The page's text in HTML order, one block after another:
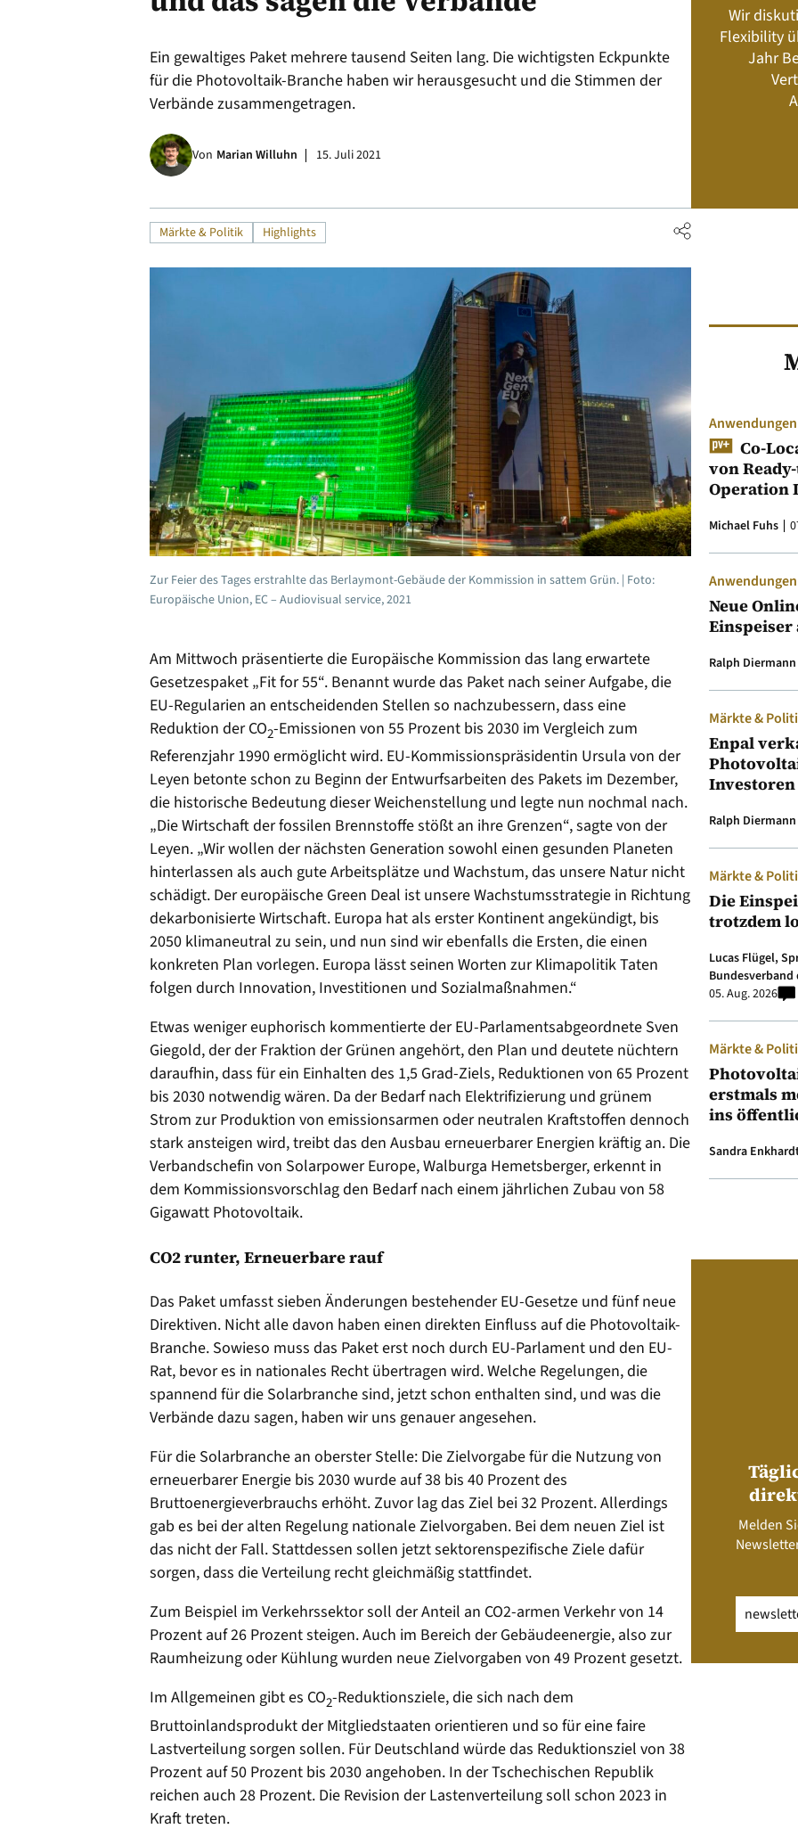
Ein gewaltiges Paket mehrere tausend Seiten lang. Die wichtigsten Eckpunkte
für die Photovoltaik-Branche haben wir herausgesucht und die Stimmen der
Verbände zusammengetragen.
Von Marian Willuhn 15. Juli 2021
Märkte & Politik Highlights
Zur Feier des Tages erstrahlte das Berlaymont-Gebäude der Kommission in sattem Grün. | Foto:
Europäische Union, EC – Audiovisual service, 2021
Am Mittwoch präsentierte die Europäische Kommission das lang erwartete
Gesetzespaket „Fit for 55“. Benannt wurde das Paket nach seiner Aufgabe, die
EU-Regularien an entscheidenden Stellen so nachzubessern, dass eine
Reduktion der CO2-Emissionen von 55 Prozent bis 2030 im Vergleich zum
Referenzjahr 1990 ermöglicht wird. EU-Kommissionspräsidentin Ursula von der
Leyen betonte schon zu Beginn der Entwurfsarbeiten des Pakets im Dezember,
die historische Bedeutung dieser Weichenstellung und legte nun nochmal nach.
„Die Wirtschaft der fossilen Brennstoffe stößt an ihre Grenzen“, sagte von der
Leyen. „Wir wollen der nächsten Generation sowohl einen gesunden Planeten
hinterlassen als auch gute Arbeitsplätze und Wachstum, das unsere Natur nicht
schädigt. Der europäische Green Deal ist unsere Wachstumsstrategie in Richtung
dekarbonisierte Wirtschaft. Europa hat als erster Kontinent angekündigt, bis
2050 klimaneutral zu sein, und nun sind wir ebenfalls die Ersten, die einen
konkreten Plan vorlegen. Europa lässt seinen Worten zur Klimapolitik Taten
folgen durch Innovation, Investitionen und Sozialmaßnahmen.“
Etwas weniger euphorisch kommentierte der EU-Parlamentsabgeordnete Sven
Giegold, der der Fraktion der Grünen angehört, den Plan und deutete nüchtern
daraufhin, dass für ein Einhalten des 1,5 Grad-Ziels, Reduktionen von 65 Prozent
bis 2030 notwendig wären. Da der Bedarf nach Elektrifizierung und grünem
Strom zur Produktion von emissionsarmen oder neutralen Kraftstoffen dennoch
stark ansteigen wird, treibt das den Ausbau erneuerbarer Energien kräftig an. Die
Verbandschefin von Solarpower Europe, Walburga Hemetsberger, erkennt in
dem Kommissionsvorschlag den Bedarf nach einem jährlichen Zubau von 58
Gigawatt Photovoltaik.
CO2 runter, Erneuerbare rauf
Das Paket umfasst sieben Änderungen bestehender EU-Gesetze und fünf neue
Direktiven. Nicht alle davon haben einen direkten Einfluss auf die Photovoltaik-
Branche. Sowieso muss das Paket erst noch durch EU-Parlament und den EU-
Rat, bevor es in nationales Recht übertragen wird. Welche Regelungen, die
spannend für die Solarbranche sind, jetzt schon enthalten sind, und was die
Verbände dazu sagen, haben wir uns genauer angesehen.
Für die Solarbranche an oberster Stelle: Die Zielvorgabe für die Nutzung von
erneuerbarer Energie bis 2030 wurde auf 38 bis 40 Prozent des
Bruttoenergieverbrauchs erhöht. Zuvor lag das Ziel bei 32 Prozent. Allerdings
gab es bei der alten Regelung nationale Zielvorgaben. Bei dem neuen Ziel ist
das nicht der Fall. Stattdessen sollen jetzt sektorenspezifische Ziele dafür
sorgen, dass die Verteilung recht gleichmäßig stattfindet.
Zum Beispiel im Verkehrssektor soll der Anteil an CO2-armen Verkehr von 14
Prozent auf 26 Prozent steigen. Auch im Bereich der Gebäudeenergie, also zur
Raumheizung oder Kühlung wurden neue Zielvorgaben von 49 Prozent gesetzt.
Im Allgemeinen gibt es CO2-Reduktionsziele, die sich nach dem
Bruttoinlandsprodukt der Mitgliedstaaten orientieren und so für eine faire
Lastverteilung sorgen sollen. Für Deutschland würde das Reduktionsziel von 38
Prozent auf 50 Prozent bis 2030 angehoben. In der Tschechischen Republik
reichen auch 28 Prozent. Die Revision der Lastenverteilung soll schon 2023 in
Kraft treten.
Geschäftsmodelle
Wir
Flexibility
Jahr
Co-
von
Operation
Michael Fuhs
Neue
Ralph Diermann
Märkte &
Enpal
Investoren
Ralph Diermann
Märkte &
Die
trotzdem
Lucas Flügel,
05. Aug. 2026
Märkte &
erstmals
ins
Sandra
Melden